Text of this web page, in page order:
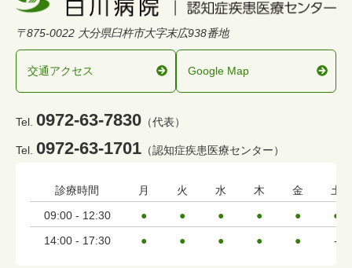
〒875-0022 大分県臼杵市大字末広938番地
交通アクセス Google Map
Tel. 0972-63-7830 （代表）
Tel. 0972-63-1701 （認知症疾患医療センター）
診療時間 月 火 水 木 金
土
09:00 - 12:30
● ● ● ● ●
●
14:00 - 17:30
● ● ● ● ● -